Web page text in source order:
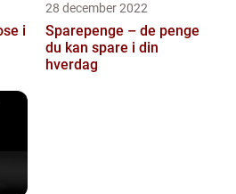
i
28 december 2022
Sparepenge – de penge
du kan spare i din
hverdag